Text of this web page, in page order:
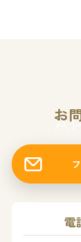
お
電